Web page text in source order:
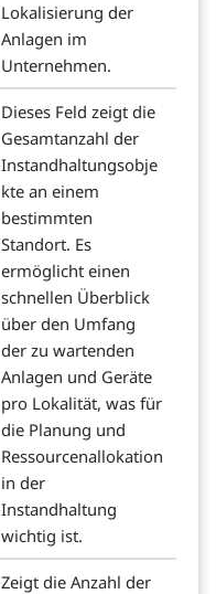
Lokalisierung der
Anlagen im
Unternehmen.
Dieses Feld zeigt die
Gesamtanzahl der
Instandhaltungsobje
kte an einem
bestimmten
Standort. Es
ermöglicht einen
schnellen Überblick
über den Umfang
der zu wartenden
Anlagen und Geräte
pro Lokalität, was für
die Planung und
Ressourcenallokation
in der
Instandhaltung
wichtig ist.
Zeigt die Anzahl der